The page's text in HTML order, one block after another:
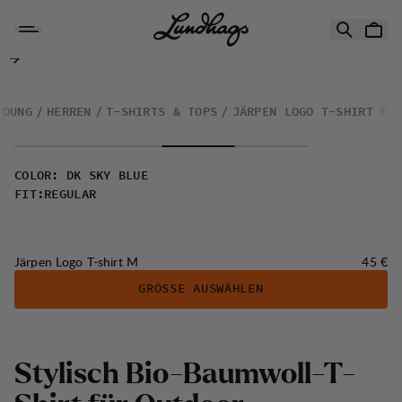
Järpen Logo T-shirt M
HERREN T-SHIRTS & TOPS JÄRPEN LOGO T-SHIRT M
COLOR :
DK SKY BLUE
FIT: REGULAR
Järpen Logo T-shirt M Preis:
45 €
GRÖSSE AUSWÄHLEN
Stylisch Bio-Baumwoll-T-